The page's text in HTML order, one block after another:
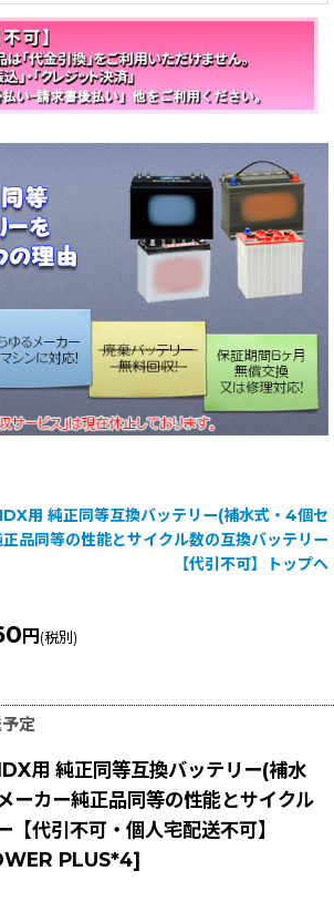
用 純正同等互換バッテリー(補水式・4個セ
品同等の性能とサイクル数の互換バッテリー
【代引不可】トップへ
円(税別)
定
用 純正同等互換バッテリー(補水
ーカー純正品同等の性能とサイクル
【代引不可・個人宅配送不可】
PLUS*4]